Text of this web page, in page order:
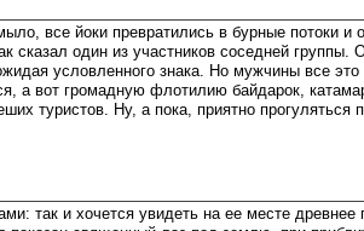
все йоки превратились в бурные потоки
один из участников соседней
условленного знака. Но мужчины все
а вот громадную флотилию байдарок,
туристов. Ну, а пока, приятно
так и хочется увидеть на ее месте